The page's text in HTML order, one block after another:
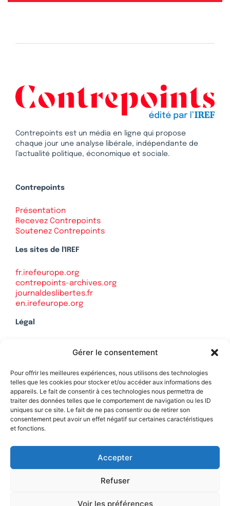
Gérer le consentement
Pour offrir les meilleures expériences, nous utilisons des technologies
telles que les cookies pour stocker et/ou accéder aux informations des
appareils. Le fait de consentir à ces technologies nous permettra de
traiter des données telles que le comportement de navigation ou les ID
uniques sur ce site. Le fait de ne pas consentir ou de retirer son
consentement peut avoir un effet négatif sur certaines caractéristiques
et fonctions.
Accepter
Refuser
Voir les préférences
Contrepoints est un média en ligne qui propose
chaque jour une analyse libérale, indépendante de
l’actualité politique, économique et sociale.
Contrepoints
Présentation
Recevez Contrepoints
Soutenez Contrepoints
Les sites de l'IREF
fr.irefeurope.org
contrepoints-archives.org
journaldeslibertes.fr
en.irefeurope.org
Légal
Politique de confidentialité
Contact
Soutenez Contrepoints